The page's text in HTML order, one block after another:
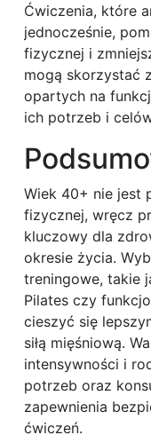
Ćwiczenia, które
jednocześnie,
fizycznej i
mogą skorzystać
opartych na
ich potrzeb i
Wiek 40+ nie jest
fizycznej, wręcz
kluczowy dla
okresie życia.
treningowe, takie
Pilates czy
cieszyć się
siłą mięśniową.
intensywności i
potrzeb oraz
zapewnienia
ćwiczeń.